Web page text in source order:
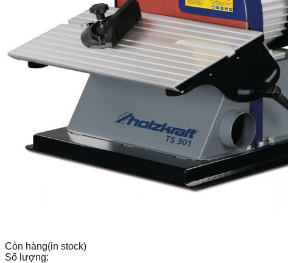
Còn hàng(in stock)
Số lượng: